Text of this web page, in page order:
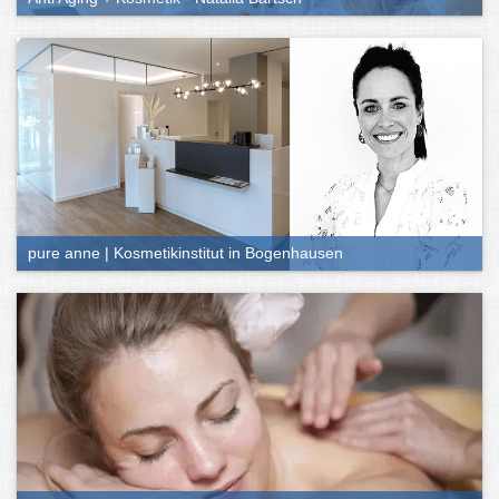
Wie oben schon angedeutet, ist das Angebotsspektrum in
Kosmetikstudios vielfältig. Zu den wichtigsten Treatments zählen:
Gesichtsbehandlungen
Ihr habt Probleme mit eurer Haut oder wollt ihr einfach nur eine
reichhaltige Pflege gönnen? Kosmetikstudios haben von der
Ausreinigung bis zu Anti-Aging-Behandlung so ziemlich alles im
Programm. Auch das Färben, Formen und Stylen von Wimpern
oder Augenbrauen oder ein schickes Make-up zählen dazu.
Haarentfernung
Möchtet ihr euch das häufige Rasieren sparen oder seid nicht
zufrieden mit der Körperbehaarung an bestimmten Stellen, lohnt
sich ebenfalls ein Besuch bei der Kosmetik. Angeboten werden
dabei meist das Wachsen oder Sugaring, aber auch
Haarentfernungen per Laser.
Maniküre und Pediküre
Samtweiche Füße, lackierte Nägel oder eine Nagelverlängerung –
pure anne | Kosmetikinstitut in Bogenhausen